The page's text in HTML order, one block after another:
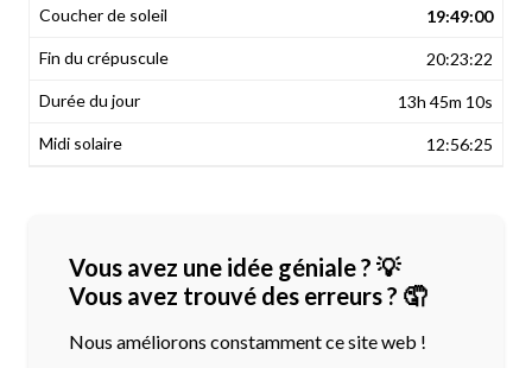
19:49:00
20:23:22
13h 45m 10s
12:56:25
Vous avez une idée géniale ? 💡
Vous avez trouvé des erreurs ? 🤦
Nous améliorons constamment ce site web !